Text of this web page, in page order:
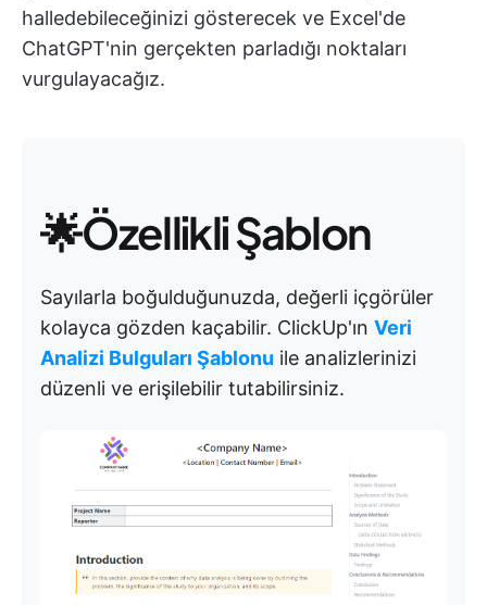
halledebileceğinizi gösterecek ve Excel'de
ChatGPT'nin gerçekten parladığı noktaları
vurgulayacağız.
🌟Özellikli Şablon
Sayılarla boğulduğunuzda, değerli içgörüler
kolayca gözden kaçabilir. ClickUp'ın Veri
Analizi Bulguları Şablonu ile analizlerinizi
düzenli ve erişilebilir tutabilirsiniz.